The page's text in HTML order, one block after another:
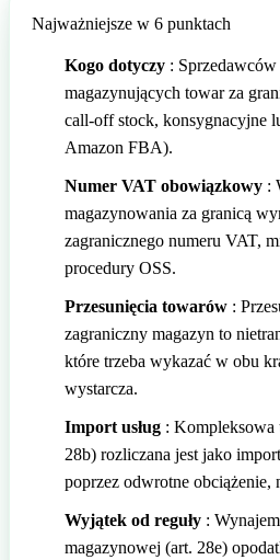
Przedstawiciel podatkowy
🇮🇹 Włochy
Najważniejsze w 6 punktach
Kogo dotyczy :
magazynujących towar za
call-off stock, konsygnacyjne
Amazon FBA).
Numer VAT obowiązkowy :
magazynowania za granicą
zagranicznego numeru VAT,
procedury OSS.
Przesunięcia towarów :
zagraniczny magazyn to
które trzeba wykazać w obu
wystarcza.
Import usług : Kompleksowa
28b) rozliczana jest jako
poprzez odwrotne obciążenie,
Wyjątek od reguły :
magazynowej (art. 28e)